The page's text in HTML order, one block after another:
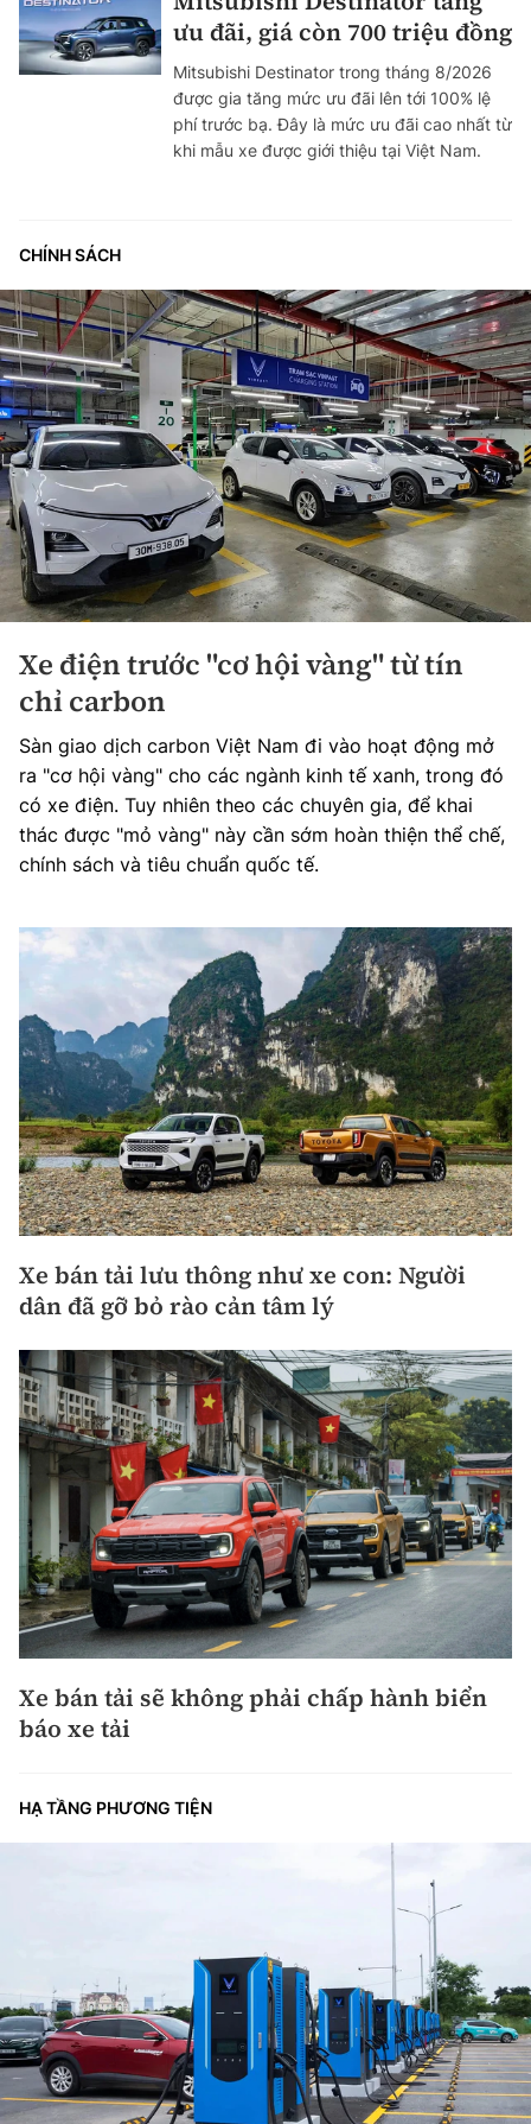
ưu đãi, giá còn 700 triệu đồng
Mitsubishi Destinator trong tháng 8/2026
được gia tăng mức ưu đãi lên tới 100% lệ
phí trước bạ. Đây là mức ưu đãi cao nhất từ
khi mẫu xe được giới thiệu tại Việt Nam.
CHÍNH SÁCH
Xe điện trước "cơ hội vàng" từ tín
chỉ carbon
Sàn giao dịch carbon Việt Nam đi vào hoạt động mở
ra "cơ hội vàng" cho các ngành kinh tế xanh, trong đó
có xe điện. Tuy nhiên theo các chuyên gia, để khai
thác được "mỏ vàng" này cần sớm hoàn thiện thể chế,
chính sách và tiêu chuẩn quốc tế.
Xe bán tải lưu thông như xe con: Người
dân đã gỡ bỏ rào cản tâm lý
Xe bán tải sẽ không phải chấp hành biển
báo xe tải
HẠ TẦNG PHƯƠNG TIỆN